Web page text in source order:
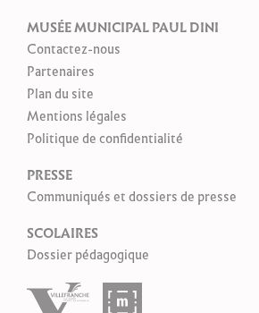
MUSÉE MUNICIPAL PAUL DINI
Contactez-nous
Partenaires
Plan du site
Mentions légales
Politique de confidentialité
PRESSE
Communiqués et dossiers de presse
SCOLAIRES
Dossier pédagogique